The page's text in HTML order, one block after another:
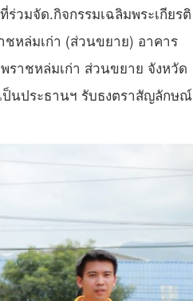
วมจัด.กิจกรรมเฉลิมพระเกียรติ
ชหล่มเก่า (ส่วนขยาย) อาคาร
ราชหล่มเก่า ส่วนขยาย จังหวัด
นประธานฯ รับธงตราสัญลักษณ์